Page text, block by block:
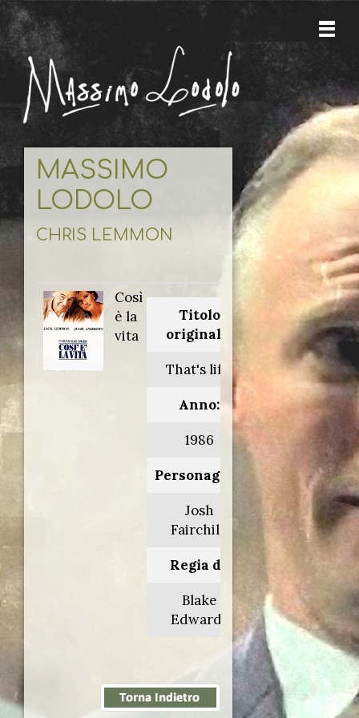
MASSIMO
LODOLO
CHRIS LEMMON
Così
è la
vita
Titolo
originale:
That's life!
Anno:
1986
Personaggio:
Josh
Fairchild
Regia di:
Blake
Edwards